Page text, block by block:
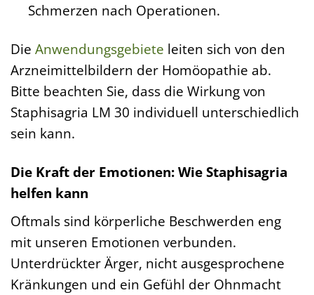
Schmerzen nach Operationen.
Die Anwendungsgebiete leiten sich von den
Arzneimittelbildern der Homöopathie ab.
Bitte beachten Sie, dass die Wirkung von
Staphisagria LM 30 individuell unterschiedlich
sein kann.
Die Kraft der Emotionen: Wie Staphisagria
helfen kann
Oftmals sind körperliche Beschwerden eng
mit unseren Emotionen verbunden.
Unterdrückter Ärger, nicht ausgesprochene
Kränkungen und ein Gefühl der Ohnmacht